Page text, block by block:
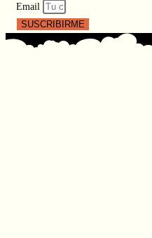
Email
SUSCRIBIRME